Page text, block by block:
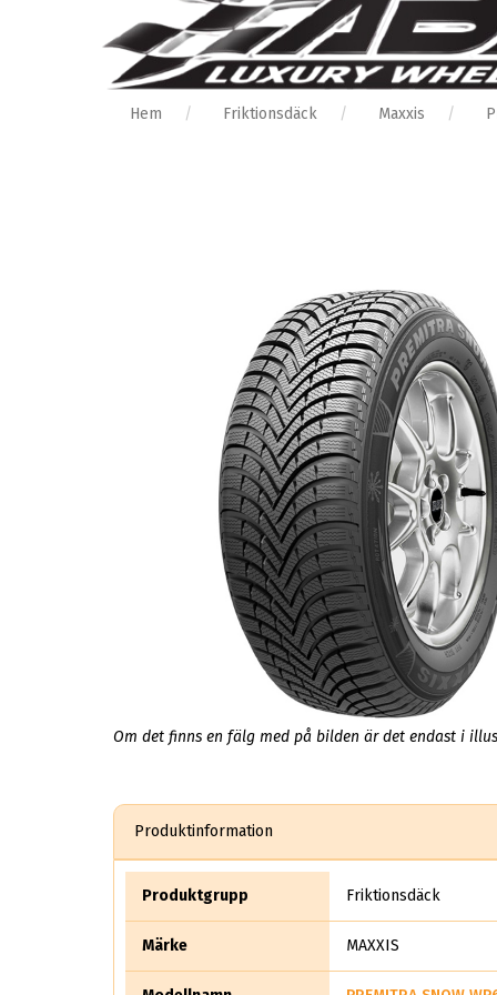
Hem Friktionsdäck Maxxis
Om det finns en fälg med på bilden är det endast i
Produktinformation
Produktgrupp Friktionsdäck
Märke MAXXIS